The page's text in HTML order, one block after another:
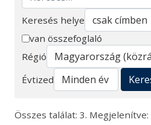
Keresés
Keresés helye
van összefoglaló
Régió
Évtized
Összes találat: 3. Megjelenítve: